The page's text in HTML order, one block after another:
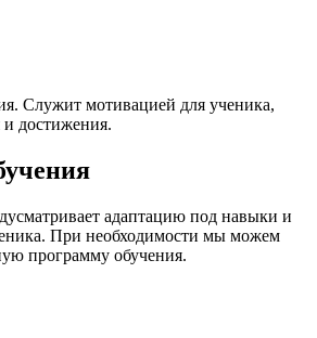
Служит мотивацией для ученика,
и достижения.
адаптацию под навыки и
При необходимости мы можем
программу обучения.